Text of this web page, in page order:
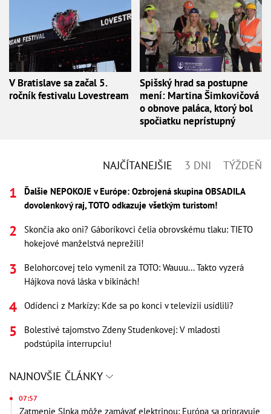
V Bratislave sa začal 5.
ročník festivalu Lovestream
Spišský hrad sa postupne
mení: Martina Šimkovičová
o obnove paláca, ktorý bol
spočiatku neprístupný
NAJČÍTANEJŠIE 3 DNI TÝŽDEŇ
Ďalšie NEPOKOJE v Európe: Ozbrojená skupina OBSADILA
dovolenkový raj, TOTO odkazuje všetkým turistom!
Skončia ako oni? Gáboríkovci čelia obrovskému tlaku: TIETO
hokejové manželstvá neprežili!
Belohorcovej telo vymenil za TOTO: Wauuu... Takto vyzerá
Hájkova nová láska v bikinách!
Odídenci z Markízy: Kde sa po konci v televízii usídlili?
Bolestivé tajomstvo Zdeny Studenkovej: V mladosti
podstúpila interrupciu!
NAJNOVŠIE ČLÁNKY
07:57
Zatmenie Slnka môže zamávať elektrinou: Európa sa pripravuje